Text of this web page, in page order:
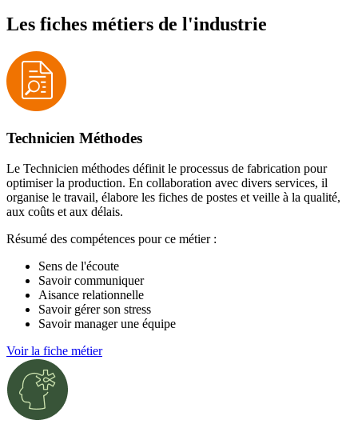
Les fiches métiers de l'industrie
Technicien Méthodes
Le Technicien méthodes définit le processus de fabrication pour
optimiser la production. En collaboration avec divers services, il
organise le travail, élabore les fiches de postes et veille à la qualité,
aux coûts et aux délais.
Résumé des compétences pour ce métier :
Sens de l'écoute
Savoir communiquer
Aisance relationnelle
Savoir gérer son stress
Savoir manager une équipe
Voir la fiche métier